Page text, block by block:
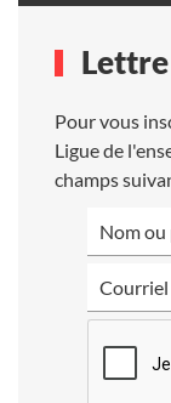
Pour vous
Ligue de
champs